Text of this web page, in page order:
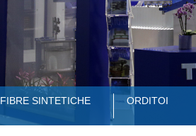
FIBRE SINTETICHE ORDITOI